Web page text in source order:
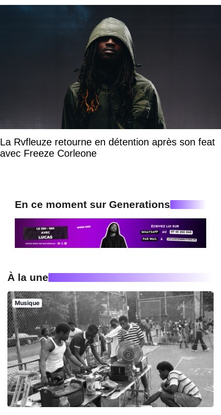
La Rvfleuze retourne en détention après son feat
avec Freeze Corleone
En ce moment sur Generations
À la une
Musique